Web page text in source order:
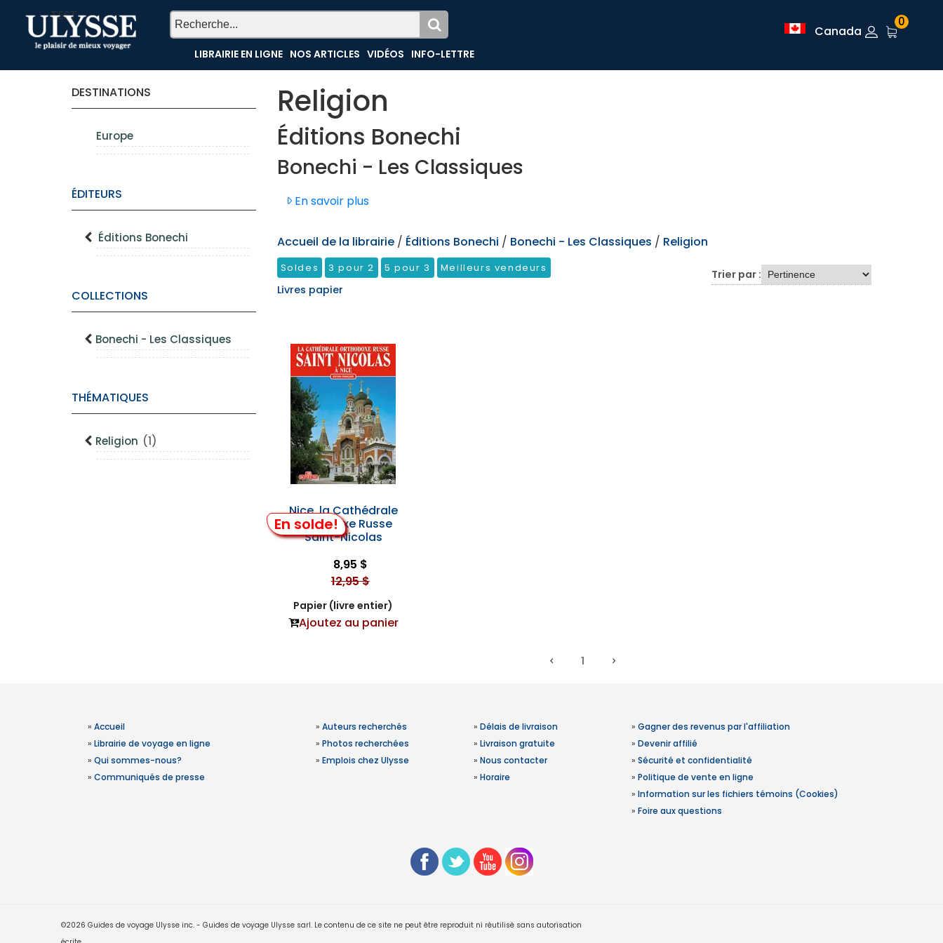
TEST
LIBRAIRIE EN LIGNE NOS ARTICLES VIDÉOS INFO-LETTRE
Canada
0
DESTINATIONS
Europe
ÉDITEURS
Éditions Bonechi
COLLECTIONS
Bonechi - Les Classiques
THÉMATIQUES
Religion (1)
Religion
Éditions Bonechi
Bonechi - Les Classiques
En savoir plus
Accueil de la librairie / Éditions Bonechi / Bonechi - Les Classiques / Religion
Soldes 3 pour 2 5 pour 3 Meilleurs vendeurs
Livres papier
Trier par :
En solde!
Nice, la Cathédrale
Orthodoxe Russe
Saint-Nicolas
8,95 $
12,95 $
Papier (livre entier)
Ajoutez au panier
1
» Accueil
» Librairie de voyage en ligne
» Qui sommes-nous?
» Communiqués de presse
» Auteurs recherchés
» Photos recherchées
» Emplois chez Ulysse
» Délais de livraison
» Livraison gratuite
» Nous contacter
» Horaire
» Gagner des revenus par l'affiliation
» Devenir affilié
» Sécurité et confidentialité
» Politique de vente en ligne
» Information sur les fichiers témoins (Cookies)
» Foire aux questions
©2026 Guides de voyage Ulysse inc. - Guides de voyage Ulysse sarl. Le contenu de ce site ne peut être reproduit ni réutilisé sans autorisation